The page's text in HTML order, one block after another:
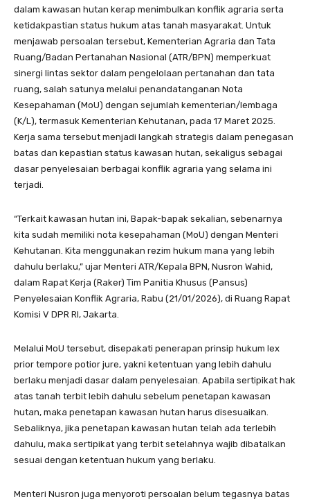
dalam kawasan hutan kerap menimbulkan konflik agraria serta
ketidakpastian status hukum atas tanah masyarakat. Untuk
menjawab persoalan tersebut, Kementerian Agraria dan Tata
Ruang/Badan Pertanahan Nasional (ATR/BPN) memperkuat
sinergi lintas sektor dalam pengelolaan pertanahan dan tata
ruang, salah satunya melalui penandatanganan Nota
Kesepahaman (MoU) dengan sejumlah kementerian/lembaga
(K/L), termasuk Kementerian Kehutanan, pada 17 Maret 2025.
Kerja sama tersebut menjadi langkah strategis dalam penegasan
batas dan kepastian status kawasan hutan, sekaligus sebagai
dasar penyelesaian berbagai konflik agraria yang selama ini
terjadi.
“Terkait kawasan hutan ini, Bapak-bapak sekalian, sebenarnya
kita sudah memiliki nota kesepahaman (MoU) dengan Menteri
Kehutanan. Kita menggunakan rezim hukum mana yang lebih
dahulu berlaku,” ujar Menteri ATR/Kepala BPN, Nusron Wahid,
dalam Rapat Kerja (Raker) Tim Panitia Khusus (Pansus)
Penyelesaian Konflik Agraria, Rabu (21/01/2026), di Ruang Rapat
Komisi V DPR RI, Jakarta.
Melalui MoU tersebut, disepakati penerapan prinsip hukum lex
prior tempore potior jure, yakni ketentuan yang lebih dahulu
berlaku menjadi dasar dalam penyelesaian. Apabila sertipikat hak
atas tanah terbit lebih dahulu sebelum penetapan kawasan
hutan, maka penetapan kawasan hutan harus disesuaikan.
Sebaliknya, jika penetapan kawasan hutan telah ada terlebih
dahulu, maka sertipikat yang terbit setelahnya wajib dibatalkan
sesuai dengan ketentuan hukum yang berlaku.
Menteri Nusron juga menyoroti persoalan belum tegasnya batas